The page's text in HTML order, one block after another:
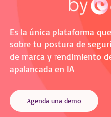
Es la única plataforma
sobre tu postura de
de marca y rendimiento
apalancada en IA
Agenda una demo